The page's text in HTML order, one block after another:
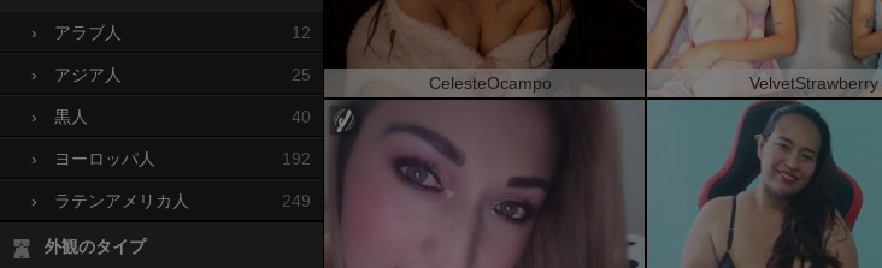
› アラブ人 12
› アジア人 25
› 黒人 40
› ヨーロッパ人 192
› ラテンアメリカ人 249
外観のタイプ
CelesteOcampo VelvetStrawberry